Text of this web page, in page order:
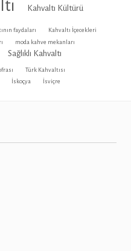
Kahvaltı Kültürü
faydaları
Kahvaltı İçecekleri
moda kahve mekanları
Sağlıklı Kahvaltı
Türk Kahvaltısı
İskoçya İsviçre